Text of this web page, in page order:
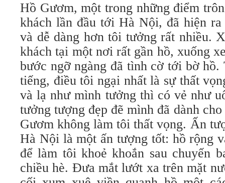
Hồ Gươm, một trong những điểm
khách lần đầu tới Hà Nội, đã hiện
và dễ dàng hơn tôi tưởng rất nhiều.
khách tại một nơi rất gần hồ, xuống
bước ngỡ ngàng đã tình cờ tới bờ hồ.
tiếng, điều tôi ngại nhất là sự thất
và lạ như mình tưởng thì có vẻ như
tưởng tượng đẹp đẽ mình đã dành
Gươm không làm tôi thất vọng. Ấn
Hà Nội là một ấn tượng tốt: hồ rộng
để làm tôi khoẻ khoắn sau chuyến
chiều hè. Đưa mắt lướt xa trên mặt